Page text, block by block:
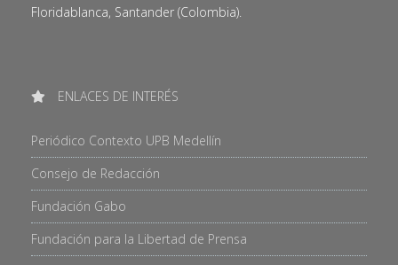
Floridablanca, Santander (Colombia).
ENLACES DE INTERÉS
Periódico Contexto UPB Medellín
Consejo de Redacción
Fundación Gabo
Fundación para la Libertad de Prensa